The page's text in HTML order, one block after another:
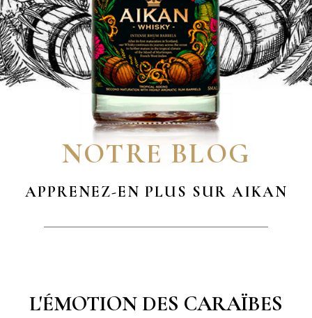
NOTRE BLOG
APPRENEZ-EN PLUS SUR AIKAN
L'ÉMOTION DES CARAÏBES